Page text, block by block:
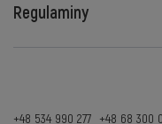
Regulaminy
+48 534 990 277 +48 68 300